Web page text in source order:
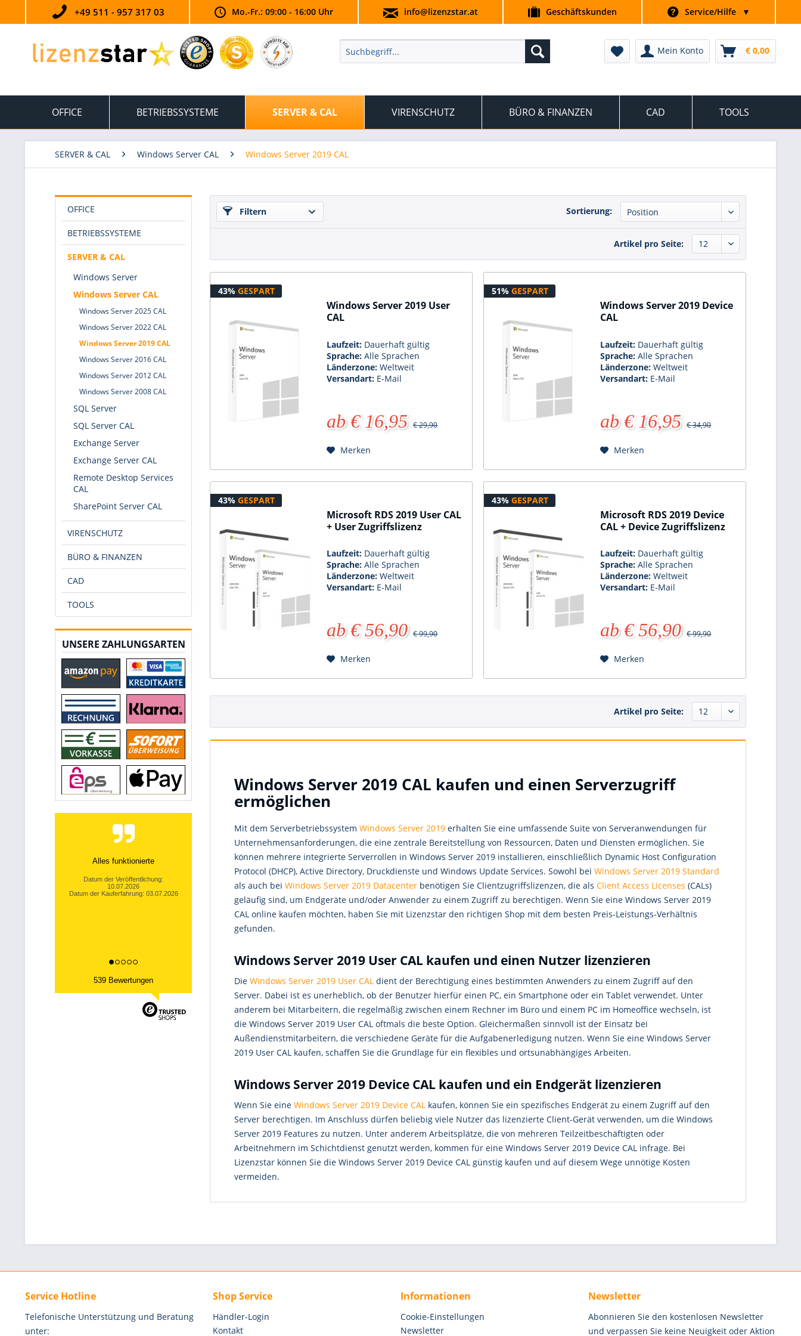
+49 511 - 957 317 03 Mo.-Fr.: 09:00 - 16:00 Uhr info@lizenzstar.at Geschäftskunden Service/Hilfe ▼
Mein Konto € 0,00
OFFICE BETRIEBSSYSTEME SERVER & CAL VIRENSCHUTZ BÜRO & FINANZEN CAD TOOLS
SERVER & CAL Windows Server CAL Windows Server 2019 CAL
OFFICE
BETRIEBSSYSTEME
SERVER & CAL
Windows Server
Windows Server CAL
Windows Server 2025 CAL
Windows Server 2022 CAL
Windows Server 2019 CAL
Windows Server 2016 CAL
Windows Server 2012 CAL
Windows Server 2008 CAL
SQL Server
SQL Server CAL
Exchange Server
Exchange Server CAL
Remote Desktop Services
CAL
SharePoint Server CAL
VIRENSCHUTZ
BÜRO & FINANZEN
CAD
TOOLS
UNSERE ZAHLUNGSARTEN
Alles funktionierte
Datum der Veröffentlichung:
10.07.2026
Datum der Kauferfahrung: 03.07.2026
539 Bewertungen
Filtern Sortierung:
Artikel pro Seite:
43% GESPART
Windows Server 2019 User
CAL
Laufzeit: Dauerhaft gültig
Sprache:Alle Sprachen
Länderzone:Weltweit
Versandart: E-Mail
ab € 16,95 € 29,90
Merken
51% GESPART
Windows Server 2019 Device
CAL
Laufzeit: Dauerhaft gültig
Sprache:Alle Sprachen
Länderzone:Weltweit
Versandart: E-Mail
ab € 16,95 € 34,90
Merken
43% GESPART
Microsoft RDS 2019 User CAL
+ User Zugriffslizenz
Laufzeit: Dauerhaft gültig
Sprache:Alle Sprachen
Länderzone:Weltweit
Versandart: E-Mail
ab € 56,90 € 99,90
Merken
43% GESPART
Microsoft RDS 2019 Device
CAL + Device Zugriffslizenz
Laufzeit: Dauerhaft gültig
Sprache:Alle Sprachen
Länderzone:Weltweit
Versandart: E-Mail
ab € 56,90 € 99,90
Merken
Artikel pro Seite:
Windows Server 2019 CAL kaufen und einen Serverzugriff
ermöglichen
Mit dem Serverbetriebssystem Windows Server 2019 erhalten Sie eine umfassende Suite von Serveranwendungen für
Unternehmensanforderungen, die eine zentrale Bereitstellung von Ressourcen, Daten und Diensten ermöglichen. Sie
können mehrere integrierte Serverrollen in Windows Server 2019 installieren, einschließlich Dynamic Host Configuration
Protocol (DHCP), Active Directory, Druckdienste und Windows Update Services. Sowohl bei Windows Server 2019 Standard
als auch bei Windows Server 2019 Datacenter benötigen Sie Clientzugriffslizenzen, die als Client Access Licenses (CALs)
geläufig sind, um Endgeräte und/oder Anwender zu einem Zugriff zu berechtigen. Wenn Sie eine Windows Server 2019
CAL online kaufen möchten, haben Sie mit Lizenzstar den richtigen Shop mit dem besten Preis-Leistungs-Verhältnis
gefunden.
Windows Server 2019 User CAL kaufen und einen Nutzer lizenzieren
Die Windows Server 2019 User CAL dient der Berechtigung eines bestimmten Anwenders zu einem Zugriff auf den
Server. Dabei ist es unerheblich, ob der Benutzer hierfür einen PC, ein Smartphone oder ein Tablet verwendet. Unter
anderem bei Mitarbeitern, die regelmäßig zwischen einem Rechner im Büro und einem PC im Homeoffice wechseln, ist
die Windows Server 2019 User CAL oftmals die beste Option. Gleichermaßen sinnvoll ist der Einsatz bei
Außendienstmitarbeitern, die verschiedene Geräte für die Aufgabenerledigung nutzen. Wenn Sie eine Windows Server
2019 User CAL kaufen, schaffen Sie die Grundlage für ein flexibles und ortsunabhängiges Arbeiten.
Windows Server 2019 Device CAL kaufen und ein Endgerät lizenzieren
Wenn Sie eine Windows Server 2019 Device CAL kaufen, können Sie ein spezifisches Endgerät zu einem Zugriff auf den
Server berechtigen. Im Anschluss dürfen beliebig viele Nutzer das lizenzierte Client-Gerät verwenden, um die Windows
Server 2019 Features zu nutzen. Unter anderem Arbeitsplätze, die von mehreren Teilzeitbeschäftigten oder
Arbeitnehmern im Schichtdienst genutzt werden, kommen für eine Windows Server 2019 Device CAL infrage. Bei
Lizenzstar können Sie die Windows Server 2019 Device CAL günstig kaufen und auf diesem Wege unnötige Kosten
vermeiden.
Service Hotline
Telefonische Unterstützung und Beratung
unter:
Shop Service
Händler-Login
Kontakt
Informationen
Cookie-Einstellungen
Newsletter
Newsletter
Abonnieren Sie den kostenlosen Newsletter
und verpassen Sie keine Neuigkeit oder Aktion